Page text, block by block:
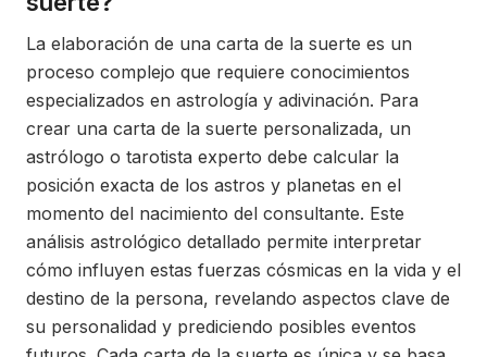
La elaboración de una carta de la suerte es un
proceso complejo que requiere conocimientos
especializados en astrología y adivinación. Para
crear una carta de la suerte personalizada, un
astrólogo o tarotista experto debe calcular la
posición exacta de los astros y planetas en el
momento del nacimiento del consultante. Este
análisis astrológico detallado permite interpretar
cómo influyen estas fuerzas cósmicas en la vida y el
destino de la persona, revelando aspectos clave de
su personalidad y prediciendo posibles eventos